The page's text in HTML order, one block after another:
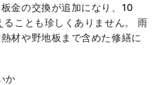
金の交換が追加になり、10
ことも珍しくありません。 雨
材や野地板まで含めた修繕に
か